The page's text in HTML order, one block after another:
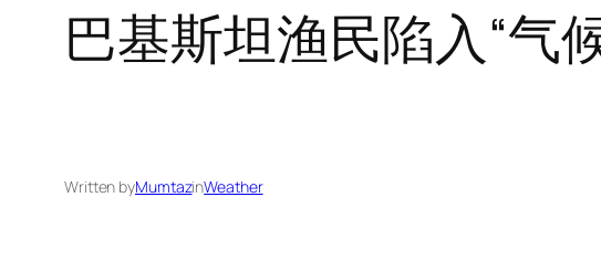
巴基斯坦渔民陷入“气
Written byMumtazinWeather